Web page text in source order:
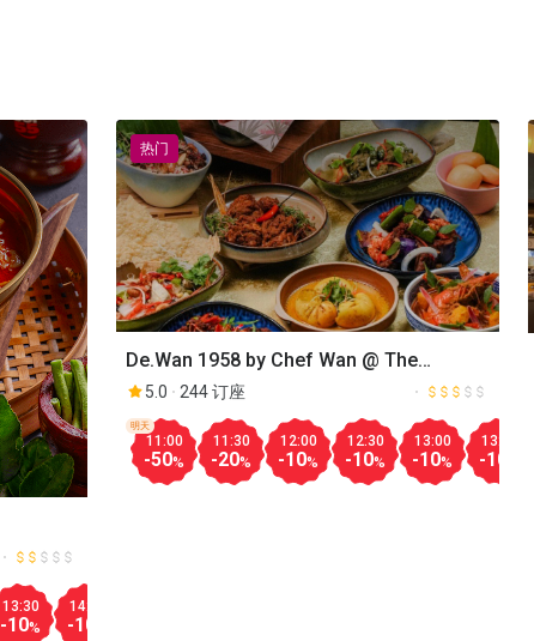
13:30
-10%
14:00
-10
De.Wan 1958 by Chef Wan @ The
Exchange TRX Mall
5.0 244 订座
11:00
-50%
明天
11:30
-20%
12:00
-10%
12:30
-10%
13:00
-10%
13:30
-10
热门